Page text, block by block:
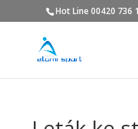
Hot Line 00420 736